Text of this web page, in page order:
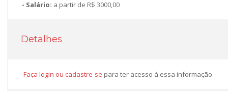
Salário: a partir de R$ 3000,00
Detalhes
Faça login ou cadastre-se para ter acesso à essa informação.